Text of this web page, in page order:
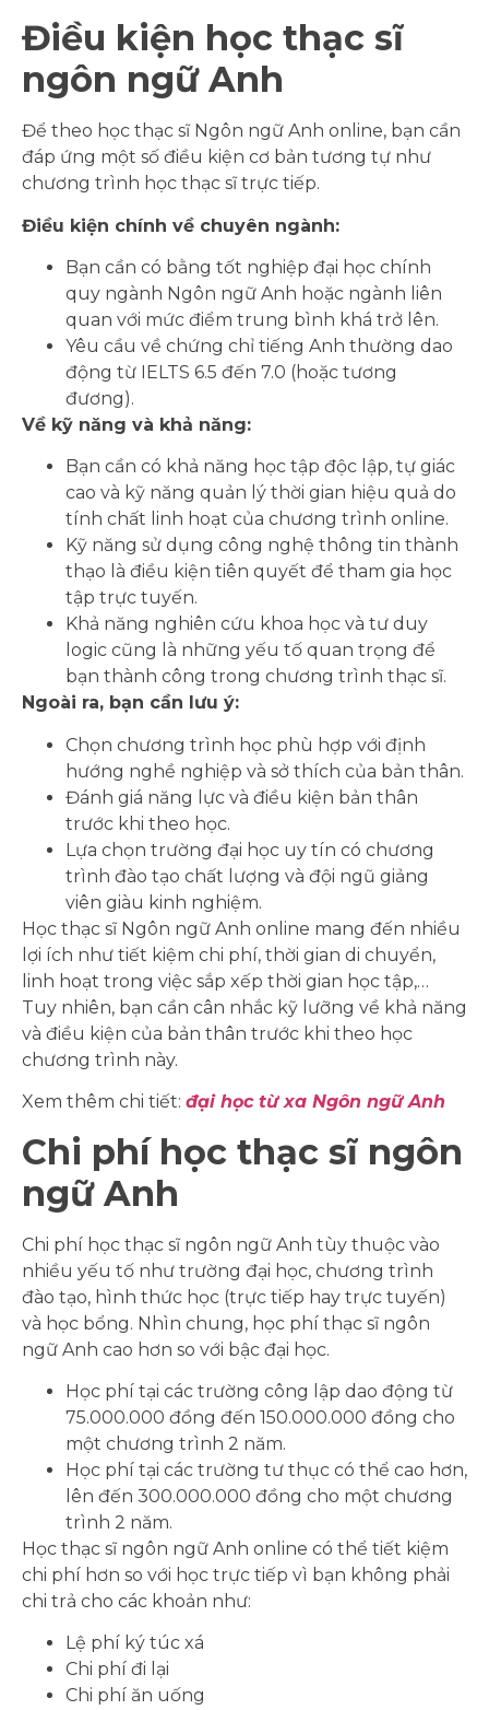
Điều kiện học thạc sĩ
ngôn ngữ Anh
Để theo học thạc sĩ Ngôn ngữ Anh online, bạn cần
đáp ứng một số điều kiện cơ bản tương tự như
chương trình học thạc sĩ trực tiếp.
Điều kiện chính về chuyên ngành:
Bạn cần có bằng tốt nghiệp đại học chính
quy ngành Ngôn ngữ Anh hoặc ngành liên
quan với mức điểm trung bình khá trở lên.
Yêu cầu về chứng chỉ tiếng Anh thường dao
động từ IELTS 6.5 đến 7.0 (hoặc tương
đương).
Về kỹ năng và khả năng:
Bạn cần có khả năng học tập độc lập, tự giác
cao và kỹ năng quản lý thời gian hiệu quả do
tính chất linh hoạt của chương trình online.
Kỹ năng sử dụng công nghệ thông tin thành
thạo là điều kiện tiên quyết để tham gia học
tập trực tuyến.
Khả năng nghiên cứu khoa học và tư duy
logic cũng là những yếu tố quan trọng để
bạn thành công trong chương trình thạc sĩ.
Ngoài ra, bạn cần lưu ý:
Chọn chương trình học phù hợp với định
hướng nghề nghiệp và sở thích của bản thân.
Đánh giá năng lực và điều kiện bản thân
trước khi theo học.
Lựa chọn trường đại học uy tín có chương
trình đào tạo chất lượng và đội ngũ giảng
viên giàu kinh nghiệm.
Học thạc sĩ Ngôn ngữ Anh online mang đến nhiều
lợi ích như tiết kiệm chi phí, thời gian di chuyển,
linh hoạt trong việc sắp xếp thời gian học tập,…
Tuy nhiên, bạn cần cân nhắc kỹ lưỡng về khả năng
và điều kiện của bản thân trước khi theo học
chương trình này.
Xem thêm chi tiết: đại học từ xa Ngôn ngữ Anh
Chi phí học thạc sĩ ngôn
ngữ Anh
Chi phí học thạc sĩ ngôn ngữ Anh tùy thuộc vào
nhiều yếu tố như trường đại học, chương trình
đào tạo, hình thức học (trực tiếp hay trực tuyến)
và học bổng. Nhìn chung, học phí thạc sĩ ngôn
ngữ Anh cao hơn so với bậc đại học.
Học phí tại các trường công lập dao động từ
75.000.000 đồng đến 150.000.000 đồng cho
một chương trình 2 năm.
Học phí tại các trường tư thục có thể cao hơn,
lên đến 300.000.000 đồng cho một chương
trình 2 năm.
Học thạc sĩ ngôn ngữ Anh online có thể tiết kiệm
chi phí hơn so với học trực tiếp vì bạn không phải
chi trả cho các khoản như:
Lệ phí ký túc xá
Chi phí đi lại
Chi phí ăn uống